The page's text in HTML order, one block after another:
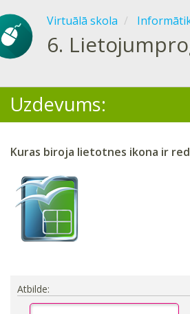
Virtuālā skola
6.
Uzdevums:
Kuras biroja lietotnes ikona ir
Atbilde: